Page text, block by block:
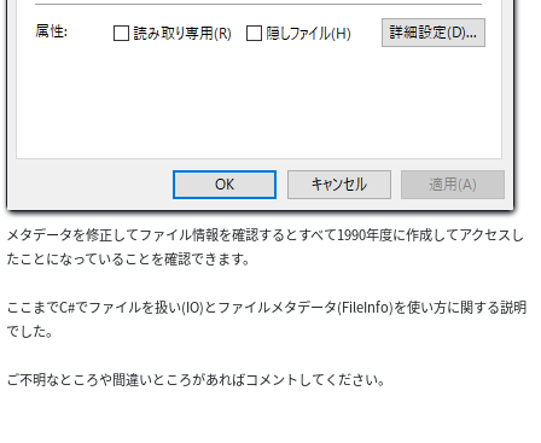
メタデータを修正してファイル情報を確認するとすべて1990年度に作成してアクセスし
たことになっていることを確認できます。
ここまでC#でファイルを扱い(IO)とファイルメタデータ(FileInfo)を使い方に関する説明
でした。
ご不明なところや間違いところがあればコメントしてください。